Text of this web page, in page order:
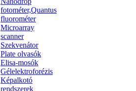
fotométer,Quantus
fluorométer
Microarray
scanner
Szekvenátor
Plate olvasók
Elisa-mosók
Gélelektroforézis
Képalkotó
rendszerek